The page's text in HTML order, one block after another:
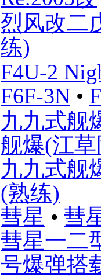
烈风改二
练)
F4U-2
F6F-3N •
九九式舰
舰爆(江
九九式舰
(熟练)
彗星 • 彗
彗星一二
号爆弹搭